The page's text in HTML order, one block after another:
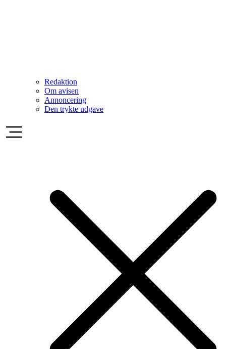
Redaktion
Om avisen
Annoncering
Den trykte udgave